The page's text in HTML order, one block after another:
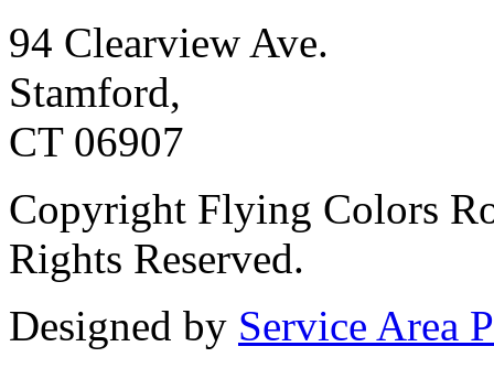
94 Clearview Ave.
Stamford,
CT 06907
Copyright Flying Colors
Rights Reserved.
Designed by Service Area